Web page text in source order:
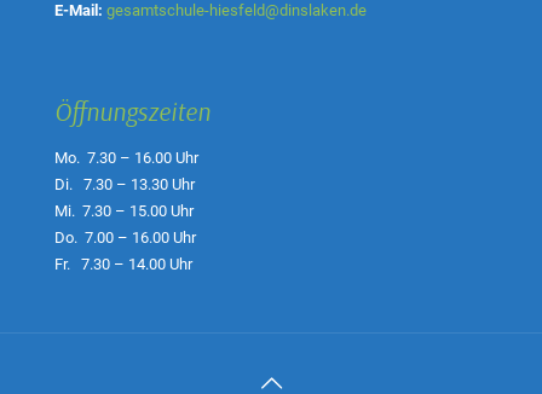
E-Mail: gesamtschule-hiesfeld@dinslaken.de
Öffnungszeiten
Mo. 7.30 – 16.00 Uhr
Di. 7.30 – 13.30 Uhr
Mi. 7.30 – 15.00 Uhr
Do. 7.00 – 16.00 Uhr
Fr. 7.30 – 14.00 Uhr